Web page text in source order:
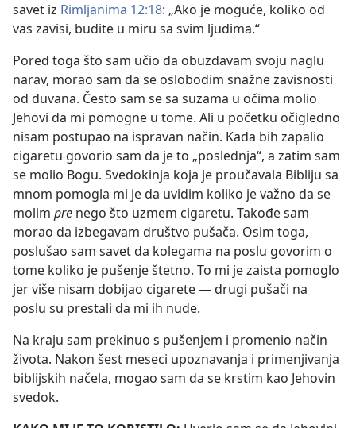
savet iz Rimljanima 12:18: „Ako je moguće, koliko od
vas zavisi, budite u miru sa svim ljudima.“
Pored toga što sam učio da obuzdavam svoju naglu
narav, morao sam da se oslobodim snažne zavisnosti
od duvana. Često sam se sa suzama u očima molio
Jehovi da mi pomogne u tome. Ali u početku očigledno
nisam postupao na ispravan način. Kada bih zapalio
cigaretu govorio sam da je to „poslednja“, a zatim sam
se molio Bogu. Svedokinja koja je proučavala Bibliju sa
mnom pomogla mi je da uvidim koliko je važno da se
molim pre nego što uzmem cigaretu. Takođe sam
morao da izbegavam društvo pušača. Osim toga,
poslušao sam savet da kolegama na poslu govorim o
tome koliko je pušenje štetno. To mi je zaista pomoglo
jer više nisam dobijao cigarete — drugi pušači na
poslu su prestali da mi ih nude.
Na kraju sam prekinuo s pušenjem i promenio način
života. Nakon šest meseci upoznavanja i primenjivanja
biblijskih načela, mogao sam da se krstim kao Jehovin
svedok.